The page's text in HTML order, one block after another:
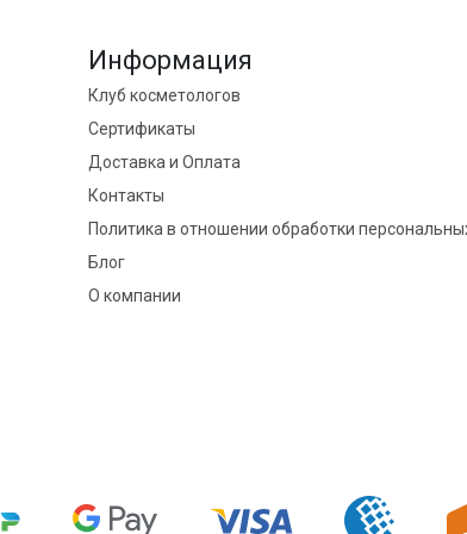
Информация
Клуб косметологов
Сертификаты
Доставка и Оплата
Контакты
Политика в отношении обработки
Блог
О компании